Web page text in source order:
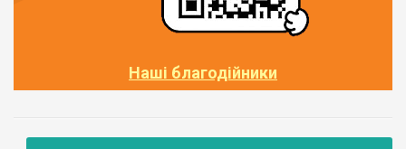
Наші благодійники